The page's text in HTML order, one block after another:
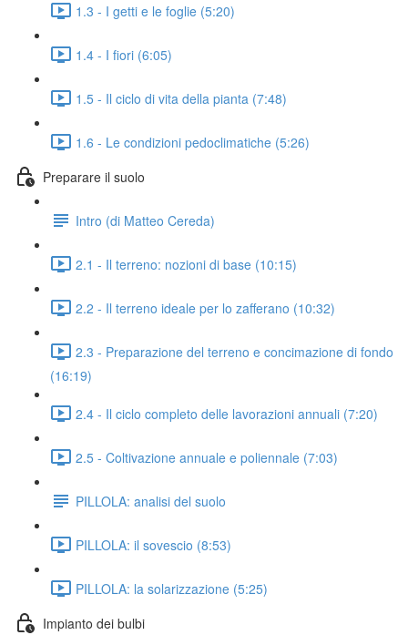
1.3 - I getti e le foglie (5:20)
1.4 - I fiori (6:05)
1.5 - Il ciclo di vita della pianta (7:48)
1.6 - Le condizioni pedoclimatiche (5:26)
Preparare il suolo
Intro (di Matteo Cereda)
2.1 - Il terreno: nozioni di base (10:15)
2.2 - Il terreno ideale per lo zafferano (10:32)
2.3 - Preparazione del terreno e concimazione di fondo
(16:19)
2.4 - Il ciclo completo delle lavorazioni annuali (7:20)
2.5 - Coltivazione annuale e poliennale (7:03)
PILLOLA: analisi del suolo
PILLOLA: il sovescio (8:53)
PILLOLA: la solarizzazione (5:25)
Impianto dei bulbi